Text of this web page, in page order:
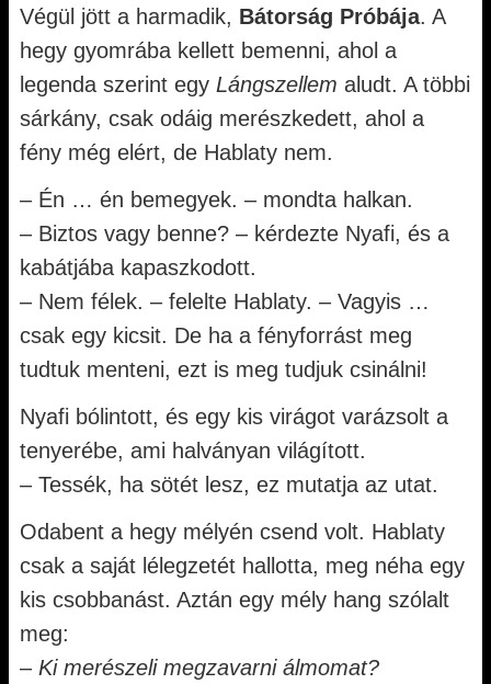
Végül jött a harmadik, Bátorság Próbája. A
hegy gyomrába kellett bemenni, ahol a
legenda szerint egy Lángszellem aludt. A többi
sárkány, csak odáig merészkedett, ahol a
fény még elért, de Hablaty nem.
– Én … én bemegyek. – mondta halkan.
– Biztos vagy benne? – kérdezte Nyafi, és a
kabátjába kapaszkodott.
– Nem félek. – felelte Hablaty. – Vagyis …
csak egy kicsit. De ha a fényforrást meg
tudtuk menteni, ezt is meg tudjuk csinálni!
Nyafi bólintott, és egy kis virágot varázsolt a
tenyerébe, ami halványan világított.
– Tessék, ha sötét lesz, ez mutatja az utat.
Odabent a hegy mélyén csend volt. Hablaty
csak a saját lélegzetét hallotta, meg néha egy
kis csobbanást. Aztán egy mély hang szólalt
meg:
– Ki merészeli megzavarni álmomat?